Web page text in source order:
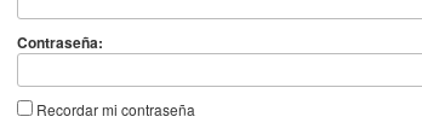
Contraseña:
Recordar mi contraseña